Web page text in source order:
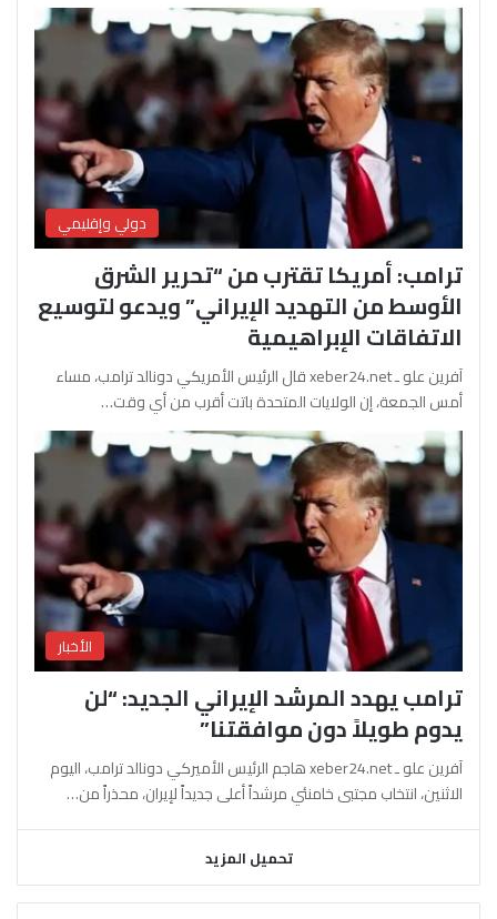
دولي وإقليمي
ترامب: أمريكا تقترب من “تحرير الشرق
الأوسط من التهديد الإيراني” ويدعو لتوسيع
الاتفاقات الإبراهيمية
آفرين علو ـ xeber24.net قال الرئيس الأمريكي دونالد ترامب، مساء
أمس الجمعة، إن الولايات المتحدة باتت أقرب من أي وقت…
الأخبار
ترامب يهدد المرشد الإيراني الجديد: “لن
يدوم طويلاً دون موافقتنا”
آفرين علو ـ xeber24.net هاجم الرئيس الأميركي دونالد ترامب، اليوم
الاثنين، انتخاب مجتبى خامنئي مرشداً أعلى جديداً لإيران، محذراً من…
تحميل المزيد